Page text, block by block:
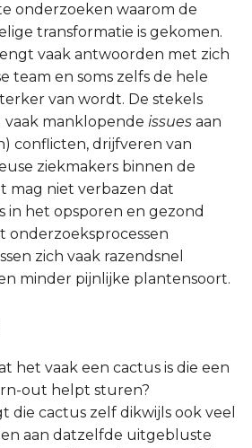
onderzoeken waarom de
transformatie is gekomen.
vaak antwoorden met zich
team en soms zelfs de hele
van wordt. De stekels
vaak manklopende issues aan
conflicten, drijfveren van
ziekmakers binnen de
mag niet verbazen dat
in het opsporen en gezond
onderzoeksprocessen
zich vaak razendsnel
minder pijnlijke plantensoort.
het vaak een cactus is die een
out helpt sturen?
die cactus zelf dikwijls ook veel
aan datzelfde uitgebluste